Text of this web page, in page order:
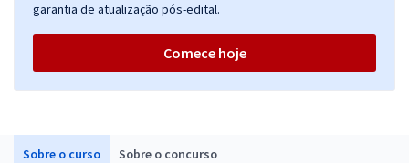
Sobre o curso Sobre o concurso
garantia de atualização pós-edital.
Comece hoje